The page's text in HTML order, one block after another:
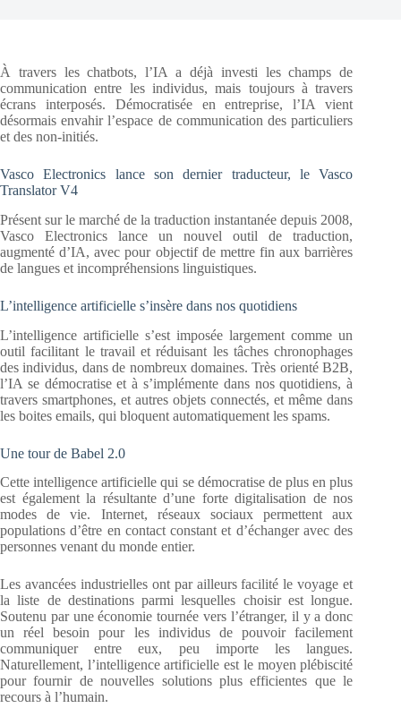
À travers les chatbots, l’IA a déjà investi les champs de
communication entre les individus, mais toujours à travers
écrans interposés. Démocratisée en entreprise, l’IA vient
désormais envahir l’espace de communication des particuliers
et des non-initiés.
Vasco Electronics lance son dernier traducteur, le Vasco
Translator V4
Présent sur le marché de la traduction instantanée depuis 2008,
Vasco Electronics lance un nouvel outil de traduction,
augmenté d’IA, avec pour objectif de mettre fin aux barrières
de langues et incompréhensions linguistiques.
L’intelligence artificielle s’insère dans nos quotidiens
L’intelligence artificielle s’est imposée largement comme un
outil facilitant le travail et réduisant les tâches chronophages
des individus, dans de nombreux domaines. Très orienté B2B,
l’IA se démocratise et à s’implémente dans nos quotidiens, à
travers smartphones, et autres objets connectés, et même dans
les boites emails, qui bloquent automatiquement les spams.
Une tour de Babel 2.0
Cette intelligence artificielle qui se démocratise de plus en plus
est également la résultante d’une forte digitalisation de nos
modes de vie. Internet, réseaux sociaux permettent aux
populations d’être en contact constant et d’échanger avec des
personnes venant du monde entier.
Les avancées industrielles ont par ailleurs facilité le voyage et
la liste de destinations parmi lesquelles choisir est longue.
Soutenu par une économie tournée vers l’étranger, il y a donc
un réel besoin pour les individus de pouvoir facilement
communiquer entre eux, peu importe les langues.
Naturellement, l’intelligence artificielle est le moyen plébiscité
pour fournir de nouvelles solutions plus efficientes que le
recours à l’humain.